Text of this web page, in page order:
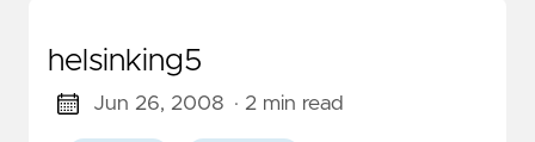
helsinking5
Jun 26, 2008 · 2 min read